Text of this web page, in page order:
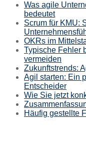
Was agile
bedeutet
Scrum für KMU:
OKRs im
Typische Fehler
vermeiden
Zukunftstrends:
Agil starten: Ein
Entscheider
Wie Sie jetzt
Häufig gestellte